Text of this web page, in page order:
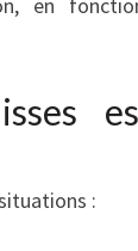
en
: